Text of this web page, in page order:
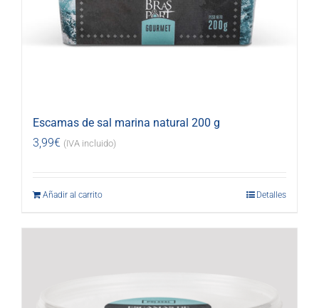
Escamas de sal marina natural 200 g
3,99€ (IVA incluido)
Añadir al carrito Detalles